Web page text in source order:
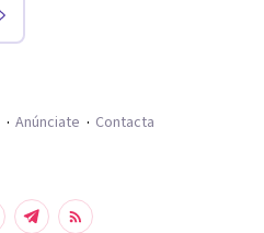
Anúnciate Contacta